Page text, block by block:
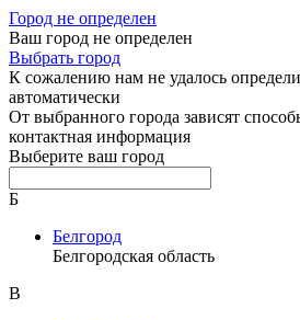
Город не определен
Ваш город не определен
Выбрать город
К сожалению нам не удалось
автоматически
От выбранного города зависят
контактная информация
Выберите ваш город
Б
Белгород
Белгородская область
В